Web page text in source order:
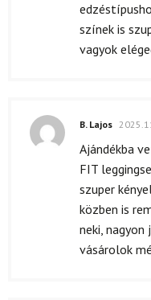
színek is
vagyok
B. Lajos
Ajándékba
FIT
szuper
közben is
neki, nagyon
vásárolok